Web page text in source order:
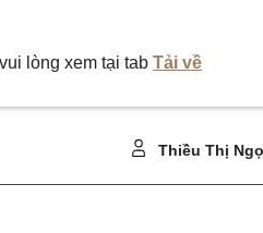
lòng xem tại tab Tải về
Thiều Thị